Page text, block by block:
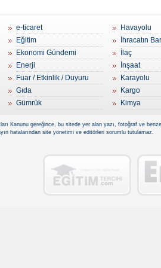
e-ticaret
Eğitim
Ekonomi Gündemi
Enerji
Fuar / Etkinlik / Duyuru
Gıda
Gümrük
Havayolu
İhracatın
İlaç
İnşaat
Karayolu
Kargo
Kimya
Kanunu gereğince, bu sitede yer alan yazı, fotoğraf ve
hatalarından site yönetimi ve editörleri sorumlu tutulamaz.